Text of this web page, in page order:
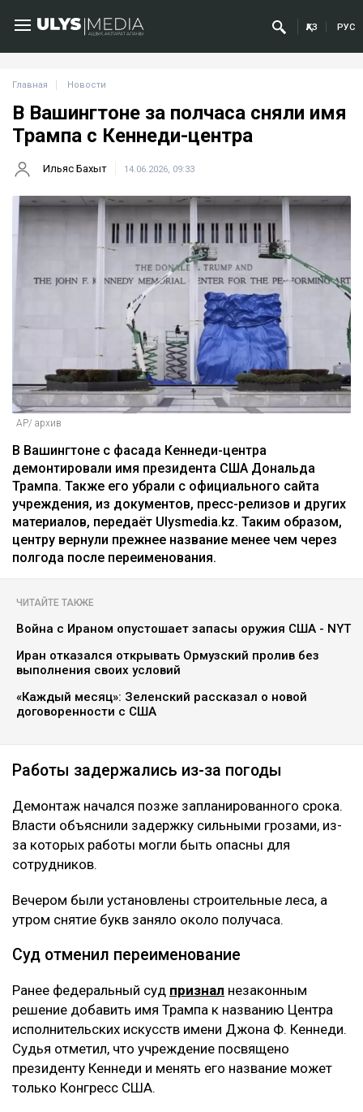
ҚАЗ РУС
Главная Новости
В Вашингтоне за полчаса сняли имя
Трампа с Кеннеди-центра
Ильяс Бахыт 14.06.2026, 09:33
AP/ архив
В Вашингтоне с фасада Кеннеди-центра
демонтировали имя президента США Дональда
Трампа. Также его убрали с официального сайта
учреждения, из документов, пресс-релизов и других
материалов, передаёт Ulysmedia.kz. Таким образом,
центру вернули прежнее название менее чем через
полгода после переименования.
ЧИТАЙТЕ ТАКЖЕ
Война с Ираном опустошает запасы оружия США - NYT
Иран отказался открывать Ормузский пролив без
выполнения своих условий
«Каждый месяц»: Зеленский рассказал о новой
договоренности с США
Работы задержались из-за погоды
Демонтаж начался позже запланированного срока.
Власти объяснили задержку сильными грозами, из-
за которых работы могли быть опасны для
сотрудников.
Вечером были установлены строительные леса, а
утром снятие букв заняло около получаса.
Суд отменил переименование
Ранее федеральный суд признал незаконным
решение добавить имя Трампа к названию Центра
исполнительских искусств имени Джона Ф. Кеннеди.
Судья отметил, что учреждение посвящено
президенту Кеннеди и менять его название может
только Конгресс США.